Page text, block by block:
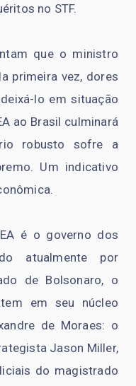
no STF.
que o ministro
primeira vez, dores
lo em situação
ao Brasil culminará
robusto sofre a
Um indicativo
é o governo dos
atualmente por
de Bolsonaro, o
em seu núcleo
de Moraes: o
Jason Miller,
do magistrado